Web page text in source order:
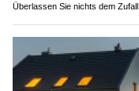
Überlassen Sie nichts dem